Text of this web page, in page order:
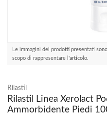
Le immagini dei prodotti presentati
scopo di rappresentare l'articolo.
Rilastil
Rilastil Linea Xerolact
Ammorbidente Piedi